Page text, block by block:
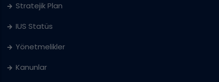
Stratejik Plan
IUS Statüs
Yönetmelikler
Kanunlar